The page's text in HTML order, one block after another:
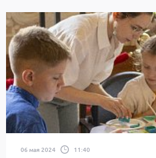
06 мая 2024 11:40